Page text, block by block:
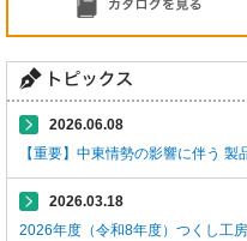
2026.06.08
【重要】中東情勢の影響に伴う
2026.03.18
2026年度（令和8年度）つくし工